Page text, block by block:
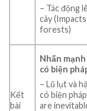
– Tác động
cây
forests)
Kết
bài
Nhấn
có biện
– Lũ lụt và
có biện
are